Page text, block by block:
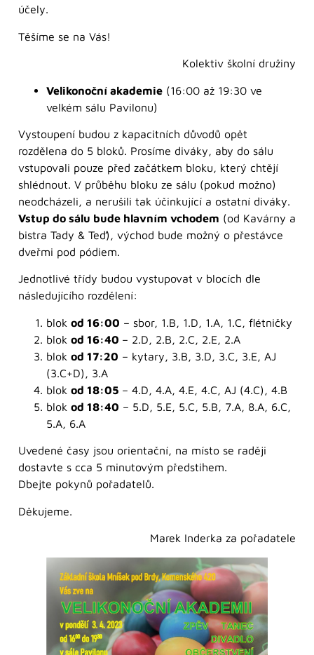
účely.
Těšíme se na Vás!
Kolektiv školní družiny
Velikonoční akademie (16:00 až 19:30 ve
velkém sálu Pavilonu)
Vystoupení budou z kapacitních důvodů opět
rozdělena do 5 bloků. Prosíme diváky, aby do sálu
vstupovali pouze před začátkem bloku, který chtějí
shlédnout. V průběhu bloku ze sálu (pokud možno)
neodcházeli, a nerušili tak účinkující a ostatní diváky.
Vstup do sálu bude hlavním vchodem (od Kavárny a
bistra Tady & Teď), východ bude možný o přestávce
dveřmi pod pódiem.
Jednotlivé třídy budou vystupovat v blocích dle
následujícího rozdělení:
blok od 16:00 – sbor, 1.B, 1.D, 1.A, 1.C, flétničky
blok od 16:40 – 2.D, 2.B, 2.C, 2.E, 2.A
blok od 17:20 – kytary, 3.B, 3.D, 3.C, 3.E, AJ
(3.C+D), 3.A
blok od 18:05 – 4.D, 4.A, 4.E, 4.C, AJ (4.C), 4.B
blok od 18:40 – 5.D, 5.E, 5.C, 5.B, 7.A, 8.A, 6.C,
5.A, 6.A
Uvedené časy jsou orientační, na místo se raději
dostavte s cca 5 minutovým předstihem.
Dbejte pokynů pořadatelů.
Děkujeme.
Marek Inderka za pořadatele